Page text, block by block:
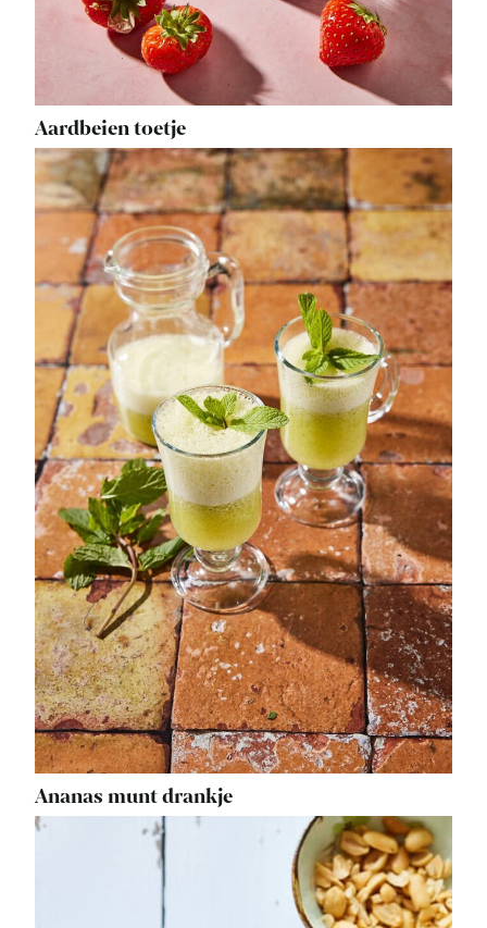
Aardbeien toetje
Ananas munt drankje